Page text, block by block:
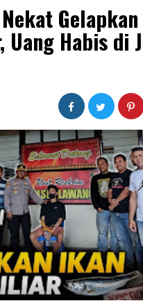
Uang Habis di